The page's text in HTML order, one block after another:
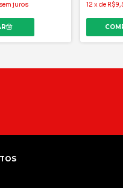
sem juros 12 xde